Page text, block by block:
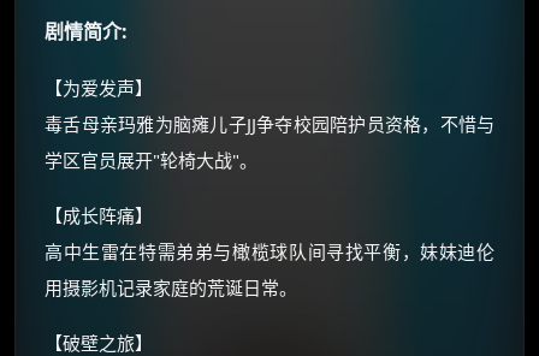
剧情简介:
【为爱发声】
毒舌母亲玛雅为脑瘫儿子JJ争夺校园陪护员资格，不惜与
学区官员展开"轮椅大战"。
【成长阵痛】
高中生雷在特需弟弟与橄榄球队间寻找平衡，妹妹迪伦
用摄影机记录家庭的荒诞日常。
【破壁之旅】
⚡
☕ 海外大侠？通过 Ko-fi 赐茶